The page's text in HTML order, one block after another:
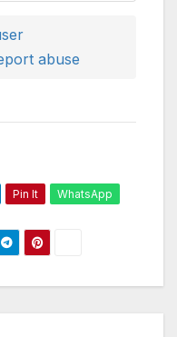
abuse
Pin It WhatsApp